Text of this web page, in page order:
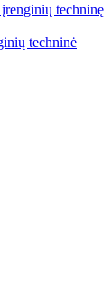
techninę
techninė